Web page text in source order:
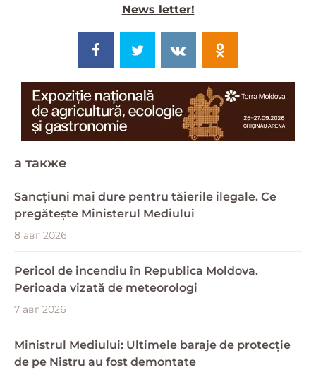
News letter!
a также
Sancțiuni mai dure pentru tăierile ilegale. Ce
pregătește Ministerul Mediului
8 авг 2026
Pericol de incendiu în Republica Moldova.
Perioada vizată de meteorologi
7 авг 2026
Ministrul Mediului: Ultimele baraje de protecție
de pe Nistru au fost demontate